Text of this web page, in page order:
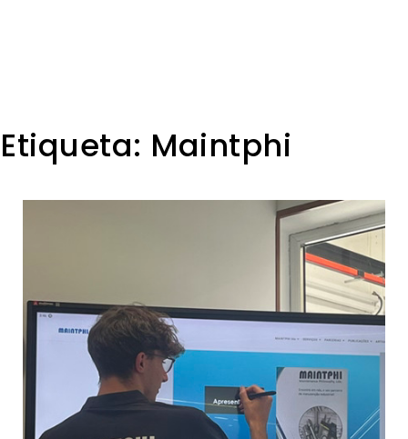
Etiqueta: Maintphi